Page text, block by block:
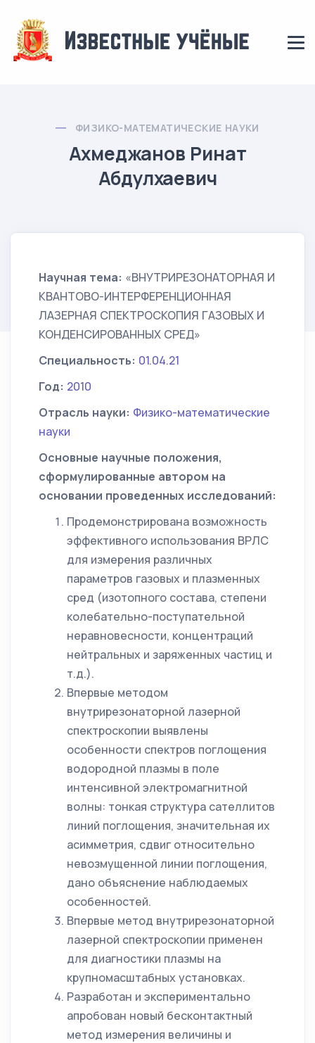
ФИЗИКО-МАТЕМАТИЧЕСКИЕ НАУКИ
Ахмеджанов Ринат
Абдулхаевич
Научная тема: «ВНУТРИРЕЗОНАТОРНАЯ И
КВАНТОВО-ИНТЕРФЕРЕНЦИОННАЯ
ЛАЗЕРНАЯ СПЕКТРОСКОПИЯ ГАЗОВЫХ И
КОНДЕНСИРОВАННЫХ СРЕД»
Специальность: 01.04.21
Год: 2010
Отрасль науки: Физико-математические
науки
Основные научные положения,
сформулированные автором на
основании проведенных исследований:
Продемонстрирована возможность
эффективного использования ВРЛС
для измерения различных
параметров газовых и плазменных
сред (изотопного состава, степени
колебательно-поступательной
неравновесности, концентраций
нейтральных и заряженных частиц и
т.д.).
Впервые методом
внутрирезонаторной лазерной
спектроскопии выявлены
особенности спектров поглощения
водородной плазмы в поле
интенсивной электромагнитной
волны: тонкая структура сателлитов
линий поглощения, значительная их
асимметрия, сдвиг относительно
невозмущенной линии поглощения,
дано объяснение наблюдаемых
особенностей.
Впервые метод внутрирезонаторной
лазерной спектроскопии применен
для диагностики плазмы на
крупномасштабных установках.
Разработан и экспериментально
апробован новый бесконтактный
метод измерения величины и